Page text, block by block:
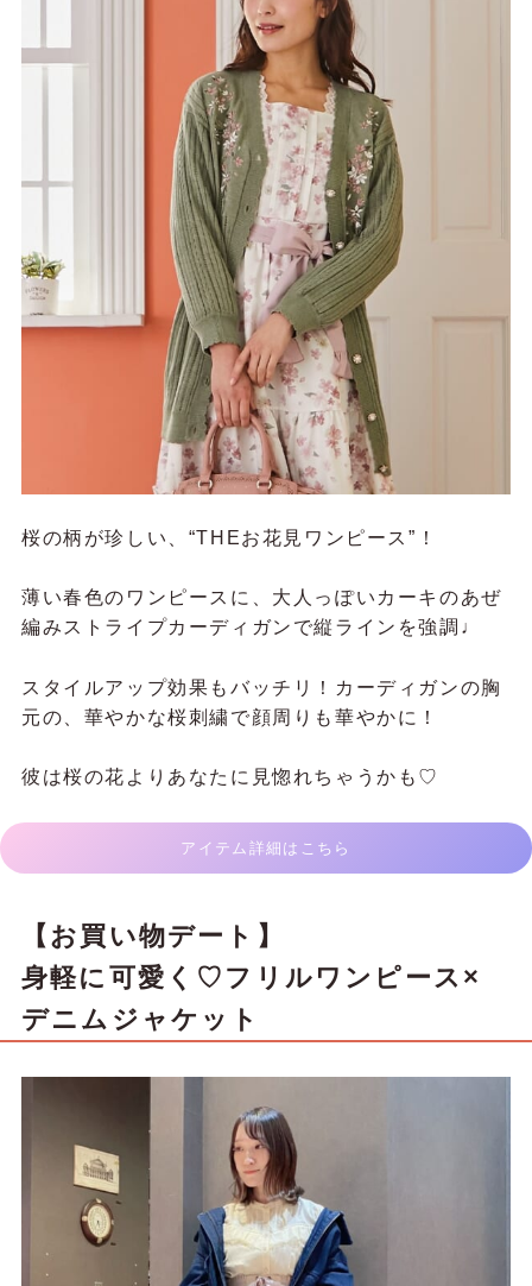
桜の柄が珍しい、“THEお花見ワンピース”！
薄い春色のワンピースに、 大人っぽいカーキのあぜ
編みストライプカーディガンで縦ラインを強調♩
スタイルアップ効果もバッチリ！カーディガンの胸
元の、華やかな桜刺繍で顔周りも華やかに！
彼は桜の花よりあなたに見惚れちゃうかも♡
アイテム詳細はこちら
【お買い物デート】
身軽に可愛く♡フリルワンピース×
デニムジャケット